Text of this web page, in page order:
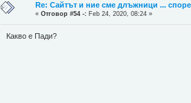
Re: Сайтът и ние сме длъжници ...
«Отговор #54 -: Feb 24, 2020, 08:24 »
Какво е Пади?